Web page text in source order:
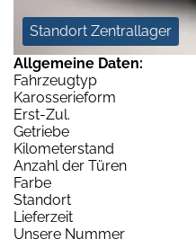
Standort Zentrallager
Allgemeine Daten:
Fahrzeugtyp
Karosserieform
Erst-Zul.
Getriebe
Kilometerstand
Anzahl der Türen
Farbe
Standort
Lieferzeit
Unsere Nummer